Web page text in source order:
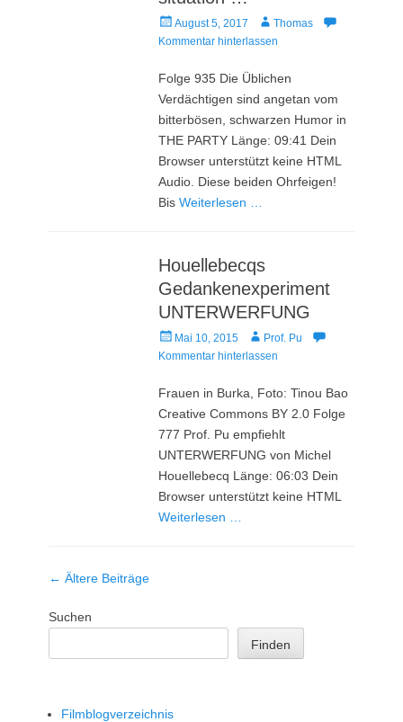
Veröffentlicht
am
August 5, 2017 AutorThomas
Kommentar hinterlassen
Folge 935 Die Üblichen
Verdächtigen sind angetan vom
bitterbösen, schwarzen Humor in
THE PARTY Länge: 09:41 Dein
Browser unterstützt keine HTML
Audio. Diese beiden Ohrfeigen!
BisWeiterlesen …
Houellebecqs
Gedankenexperiment
UNTERWERFUNG
Veröffentlicht
am
Mai 10, 2015 AutorProf. Pu
Kommentar hinterlassen
Frauen in Burka, Foto: Tinou Bao
Creative Commons BY 2.0 Folge
777 Prof. Pu empfiehlt
UNTERWERFUNG von Michel
Houellebecq Länge: 06:03 Dein
Browser unterstützt keine HTML
Weiterlesen …
Beitrag-
← Ältere Beiträge
Suchen
Finden
Filmblogverzeichnis